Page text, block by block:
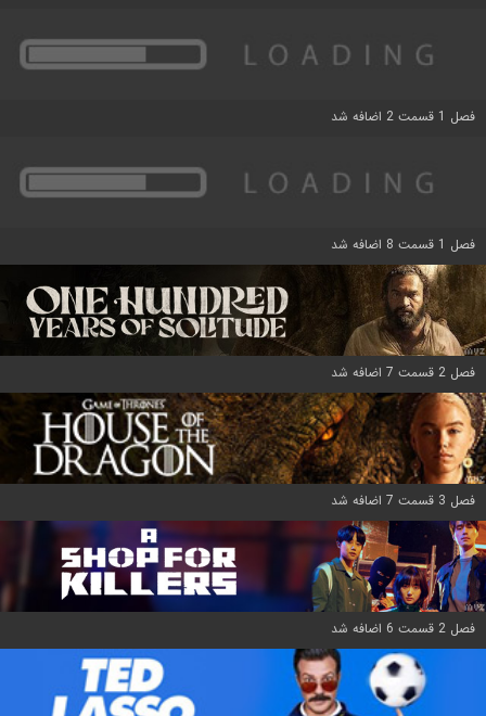
فصل 1 قسمت 2 اضافه شد
فصل 1 قسمت 8 اضافه شد
فصل 2 قسمت 7 اضافه شد
فصل 3 قسمت 7 اضافه شد
فصل 2 قسمت 6 اضافه شد